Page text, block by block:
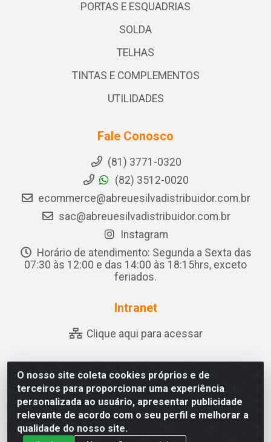
O nosso site coleta cookies próprios e de
terceiros para proporcionar uma experiência
personalizada ao usuário, apresentar publicidade
relevante de acordo com o seu perfil e melhorar a
qualidade do nosso site.
PORTAS E ESQUADRIAS
SOLDA
TELHAS
TINTAS E COMPLEMENTOS
UTILIDADES
Fale Conosco
(81) 3771-0320
(82) 3512-0020
ecommerce@abreuesilvadistribuidor.com.br
sac@abreuesilvadistribuidor.com.br
Instagram
Horário de atendimento: Segunda a Sexta das
07:30 às 12:00 e das 14:00 às 18:15hrs, exceto
feriados.
Intranet
Clique aqui para acessar
Abreu & Silva - Rua Padre Jose de Souza Leite, 265 - Ariado,
Olho D'Água das Flores/AL - CEP 57.442-000 - CNPJ
04.790.656/0001-06